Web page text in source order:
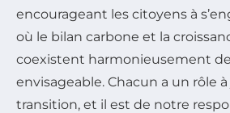
encourageant les citoyens à
où le bilan carbone et la
coexistent harmonieusement
envisageable. Chacun a un rôle
transition, et il est de notre